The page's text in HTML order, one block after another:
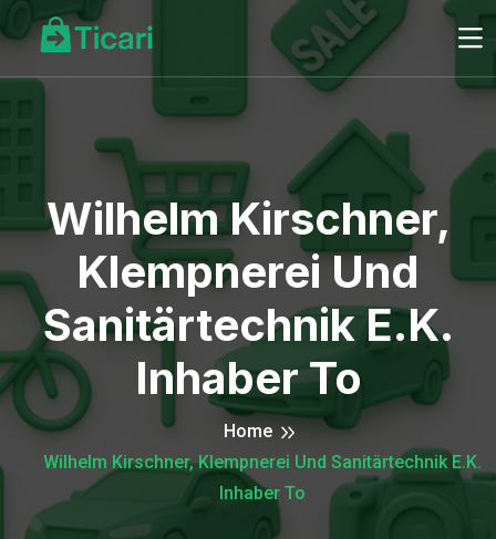
Wilhelm Kirschner,
Klempnerei Und
Sanitärtechnik E.K.
Inhaber To
Home
Wilhelm Kirschner, Klempnerei Und Sanitärtechnik E.K.
Inhaber To